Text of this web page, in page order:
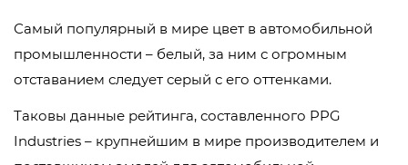
Самый популярный в мире цвет в автомобильной
промышленности – белый, за ним с огромным
отставанием следует серый с его оттенками.
Таковы данные рейтинга, составленного PPG
Industries – крупнейшим в мире производителем и